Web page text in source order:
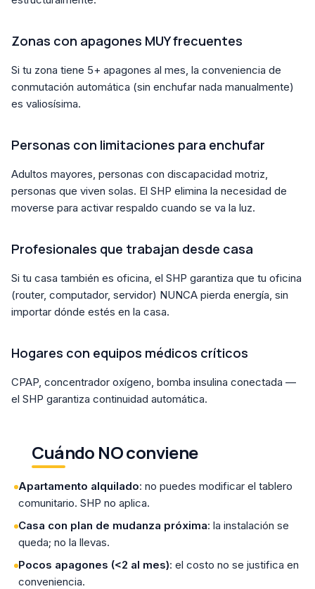
Zonas con apagones MUY frecuentes
Si tu zona tiene 5+ apagones al mes, la conveniencia de
conmutación automática (sin enchufar nada manualmente)
es valiosísima.
Personas con limitaciones para enchufar
Adultos mayores, personas con discapacidad motriz,
personas que viven solas. El SHP elimina la necesidad de
moverse para activar respaldo cuando se va la luz.
Profesionales que trabajan desde casa
Si tu casa también es oficina, el SHP garantiza que tu oficina
(router, computador, servidor) NUNCA pierda energía, sin
importar dónde estés en la casa.
Hogares con equipos médicos críticos
CPAP, concentrador oxígeno, bomba insulina conectada —
el SHP garantiza continuidad automática.
Cuándo NO conviene
Apartamento alquilado: no puedes modificar el tablero
comunitario. SHP no aplica.
Casa con plan de mudanza próxima: la instalación se
queda; no la llevas.
Pocos apagones (<2 al mes): el costo no se justifica en
conveniencia.